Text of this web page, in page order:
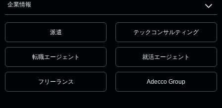
企業情報
派遣 テックコンサルティング
転職エージェント 就活エージェント
フリーランス Adecco Group